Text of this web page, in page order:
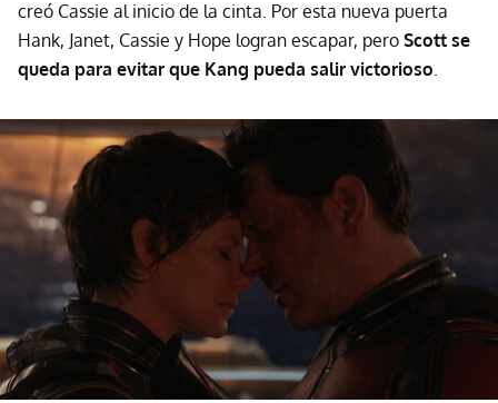
creó Cassie al inicio de la cinta. Por esta nueva puerta
Hank, Janet, Cassie y Hope logran escapar, pero Scott se
queda para evitar que Kang pueda salir victorioso